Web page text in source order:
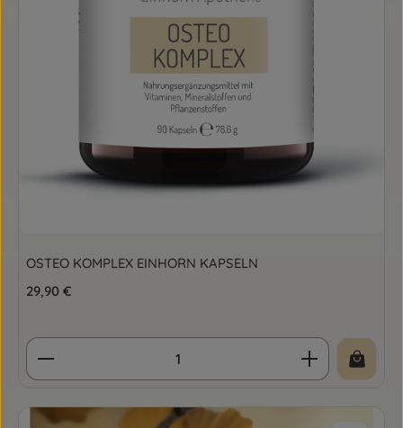
OSTEO KOMPLEX EINHORN KAPSELN
Regulärer Preis:
29,90 €
Produkt Anzahl: Gib den gewünschten Wert